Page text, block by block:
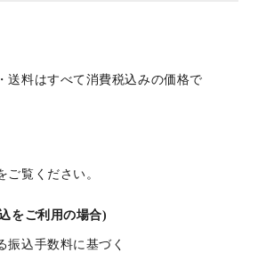
送料はすべて消費税込みの価格で
ご覧ください。
をご利用の場合)
振込手数料に基づく